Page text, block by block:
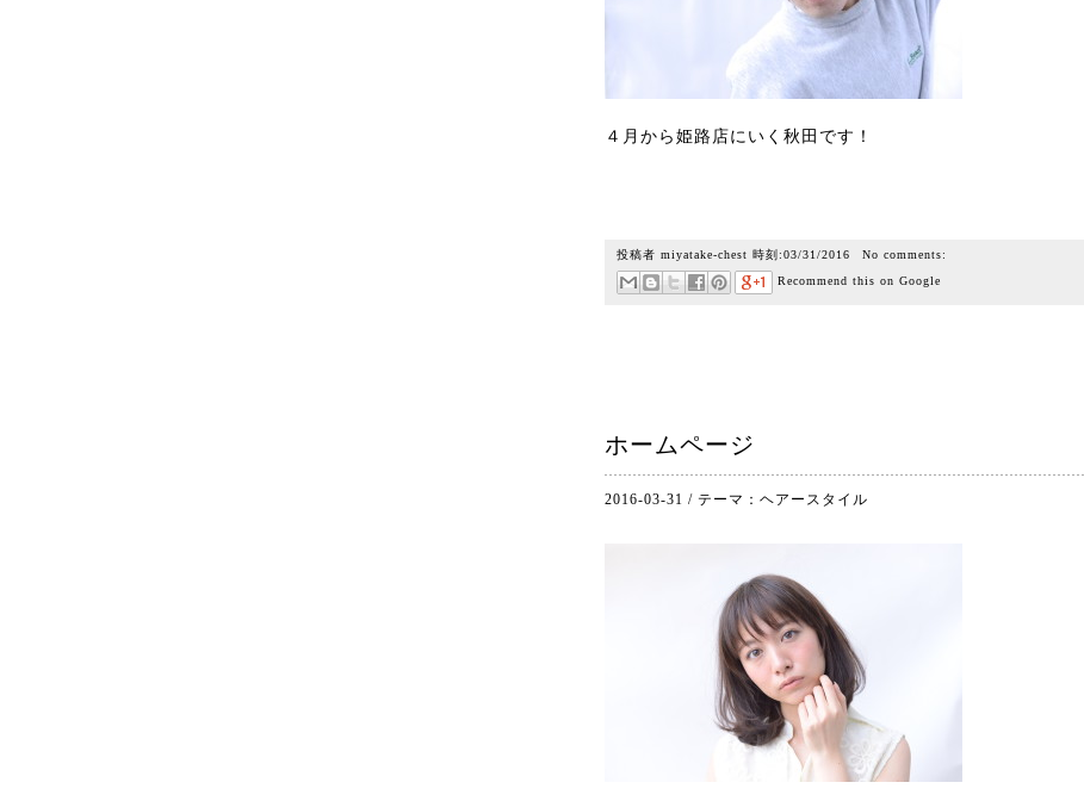
４月から姫路店にいく秋田です！
投稿者 miyatake-chest 時刻:03/31/2016 No comments:
Recommend this on Google
ホームページ
2016-03-31 / テーマ： ヘアースタイル